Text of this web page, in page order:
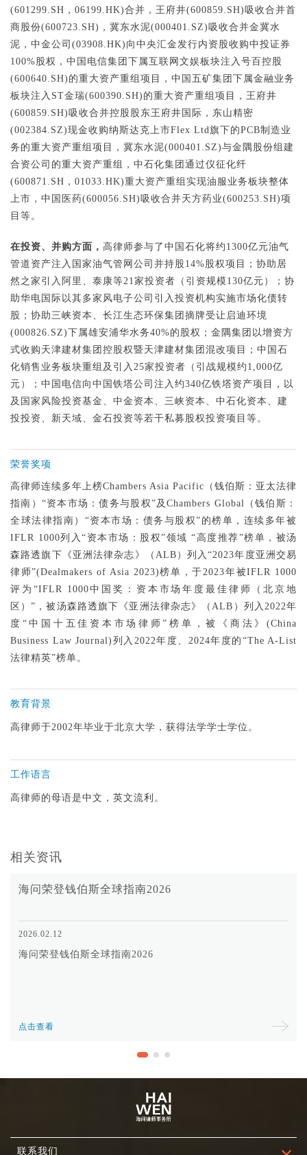
(601299.SH，06199.HK)合并，王府井(600859.SH)吸收合并首
商股份(600723.SH)，冀东水泥(000401.SZ)吸收合并金冀水
泥，中金公司(03908.HK)向中央汇金发行内资股收购中投证券
100%股权，中国电信集团下属互联网文娱板块注入号百控股
(600640.SH)的重大资产重组项目，中国五矿集团下属金融业务
板块注入ST金瑞(600390.SH)的重大资产重组项目，王府井
(600859.SH)吸收合并控股股东王府井国际，东山精密
(002384.SZ)现金收购纳斯达克上市Flex Ltd旗下的PCB制造业
务的重大资产重组项目，冀东水泥(000401.SZ)与金隅股份组建
合资公司的重大资产重组，中石化集团通过仪征化纤
(600871.SH，01033.HK)重大资产重组实现油服业务板块整体
上市，中国医药(600056.SH)吸收合并天方药业(600253.SH)项
目等。
在投资、并购方面， 高律师参与了中国石化将约1300亿元油气
管道资产注入国家油气管网公司并持股14%股权项目；协助居
然之家引入阿里、泰康等21家投资者（引资规模130亿元）；协
助华电国际以其多家风电子公司引入投资机构实施市场化债转
股；协助三峡资本、长江生态环保集团摘牌受让启迪环境
(000826.SZ)下属雄安浦华水务40%的股权；金隅集团以增资方
式收购天津建材集团控股权暨天津建材集团混改项目；中国石
化销售业务板块重组及引入25家投资者（引战规模约1,000亿
元）；中国电信向中国铁塔公司注入约340亿铁塔资产项目，以
及国家风险投资基金、中金资本、三峡资本、中石化资本、建
投投资、新天域、金石投资等若干私募股权投资项目等。
荣誉奖项
高律师连续多年上榜Chambers Asia Pacific（钱伯斯：亚太法律
指南）“资本市场：债务与股权”及Chambers Global（钱伯斯：
全球法律指南）“资本市场：债务与股权”的榜单，连续多年被
IFLR 1000列入“资本市场：股权”领域 “高度推荐”榜单，被汤
森路透旗下《亚洲法律杂志》（ALB）列入“2023年度亚洲交易
律师”(Dealmakers of Asia 2023)榜单，于2023年被IFLR 1000
评为“IFLR 1000中国奖：资本市场年度最佳律师（北京地
区）”，被汤森路透旗下《亚洲法律杂志》（ALB）列入2022年
度“中国十五佳资本市场律师”榜单，被《商法》(China
Business Law Journal)列入2022年度、2024年度的“The A-List
法律精英”榜单。
教育背景
高律师于2002年毕业于北京大学，获得法学学士学位。
工作语言
高律师的母语是中文，英文流利。
相关资讯
海问荣登钱伯斯全球指南2026
2026.02.12
海问荣登钱伯斯全球指南2026
点击查看
联系我们